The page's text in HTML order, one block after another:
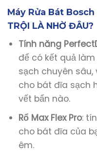
Máy Rửa Bát Bosch
TRỘI LÀ NHỜ ĐÂU?
Tính năng
để có kết quả
sạch chuyên sâu,
cho bát đĩa sạch
vết bẩn nào.
Rổ Max Flex Pro:
cho bát đĩa của
êm.